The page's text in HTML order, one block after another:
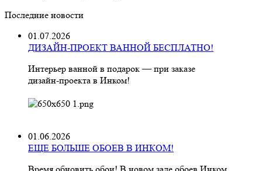
Последние новости
01.07.2026
ДИЗАЙН-ПРОЕКТ ВАННОЙ БЕСПЛАТНО!
Интерьер ванной в подарок — при заказе
дизайн‑проекта в Инком!
01.06.2026
ЕЩЕ БОЛЬШЕ ОБОЕВ В ИНКОМ!